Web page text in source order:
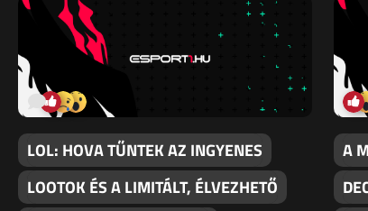
LOL: HOVA TŰNTEK AZ INGYENES
LOOTOK ÉS A LIMITÁLT, ÉLVEZHETŐ
A